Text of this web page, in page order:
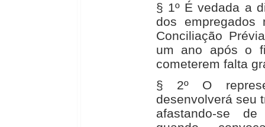
§ 1º É vedada a
dos empregados
Conciliação
um ano após o
cometerem falta
§ 2º O
desenvolverá seu
afastando-se